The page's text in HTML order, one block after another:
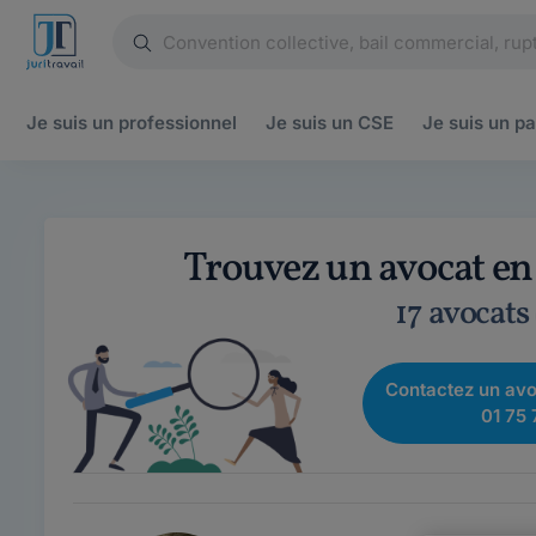
Je suis un professionnel Je suis un CSE Je suis un
Trouvez un avocat
17
Contactez un
01 75